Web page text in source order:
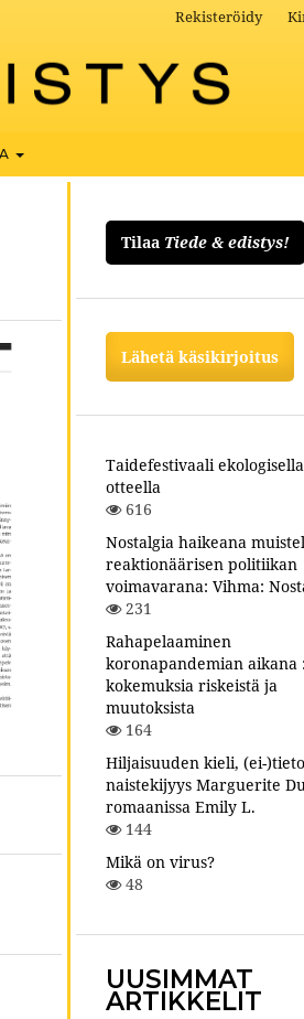
Rekisteröidy
Tilaa Tiede & edistys!
Lähetä käsikirjoitus
Taidefestivaali ekologisella
otteella
616
Nostalgia haikeana
reaktionäärisen politiikan
voimavarana: Vihma:
231
Rahapelaaminen
koronapandemian aikana :
kokemuksia riskeistä ja
muutoksista
164
Hiljaisuuden kieli, (ei-
naistekijyys Marguerite
romaanissa Emily L.
144
Mikä on virus?
48
UUSIMMAT
ARTIKKELIT